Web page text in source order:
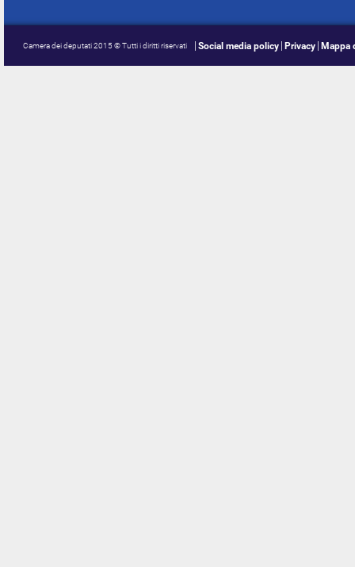
Camera dei deputati 2015 © Tutti i diritti riservati Social media policy Privacy Mappa